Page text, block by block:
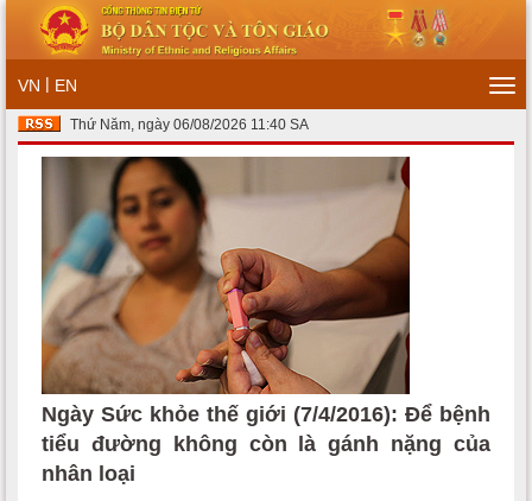
VN | EN
Thứ Năm, ngày 06/08/2026 11:40 SA
Ngày Sức khỏe thế giới (7/4/2016): Để bệnh
tiểu đường không còn là gánh nặng của
nhân loại